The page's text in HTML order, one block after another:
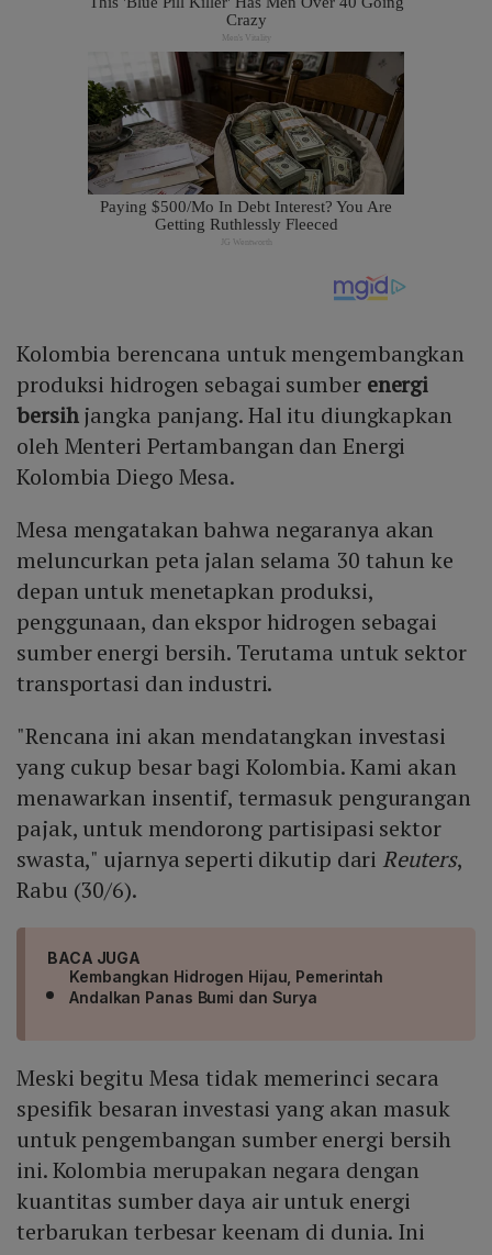
Kolombia berencana untuk mengembangkan
produksi hidrogen sebagai sumber energi
bersihjangka panjang. Hal itu diungkapkan
oleh Menteri Pertambangan dan Energi
Kolombia Diego Mesa.
Mesa mengatakan bahwa negaranya akan
meluncurkan peta jalan selama 30 tahun ke
depan untuk menetapkan produksi,
penggunaan, dan ekspor hidrogen sebagai
sumber energi bersih. Terutama untuk sektor
transportasi dan industri.
"Rencana ini akan mendatangkan investasi
yang cukup besar bagi Kolombia. Kami akan
menawarkan insentif, termasuk pengurangan
pajak, untuk mendorong partisipasi sektor
swasta," ujarnya seperti dikutip dari Reuters,
Rabu (30/6).
BACA JUGA
Kembangkan Hidrogen Hijau, Pemerintah
Andalkan Panas Bumi dan Surya
Meski begitu Mesa tidak memerinci secara
spesifik besaran investasi yang akan masuk
untuk pengembangan sumber energi bersih
ini. Kolombia merupakan negara dengan
kuantitas sumber daya air untuk energi
terbarukan terbesar keenam di dunia. Ini